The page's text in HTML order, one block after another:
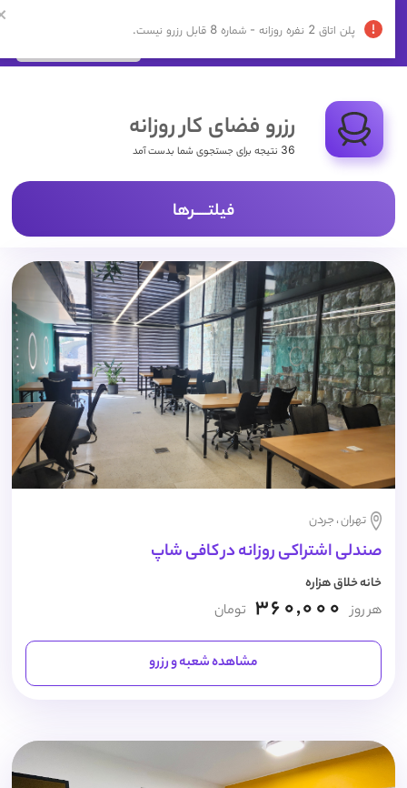
رزرو فضای کار روزانه
36 نتیجه برای جستجوی شما بدست آمد
فیلتـــــرها
تهران ، جردن
صندلی اشتراکی روزانه در کافی شاپ
خانه خلاق هزاره
هر روز 360,000 تومان
مشاهده شعبه و رزرو